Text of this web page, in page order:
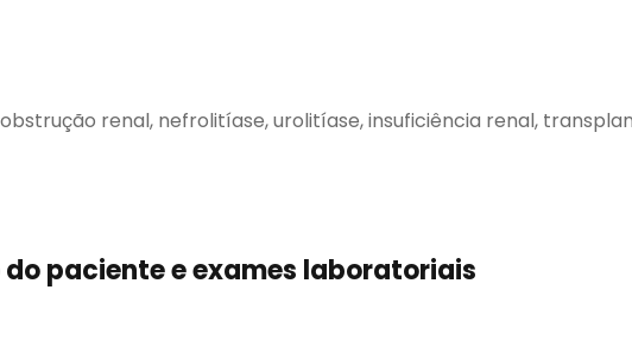
renal, nefrolitíase, urolitíase, insuficiência renal,
paciente e exames laboratoriais